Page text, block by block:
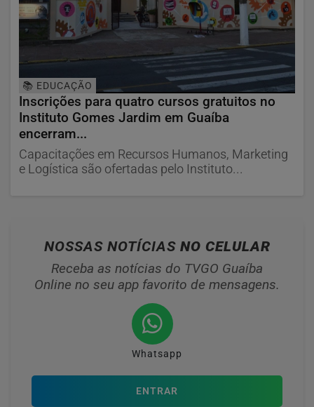
📚 EDUCAÇÃO
Inscrições para quatro cursos gratuitos no
Instituto Gomes Jardim em Guaíba
encerram...
Capacitações em Recursos Humanos, Marketing
e Logística são ofertadas pelo Instituto...
NOSSAS NOTÍCIAS NO CELULAR
Receba as notícias do TVGO Guaíba
Online no seu app favorito de mensagens.
Whatsapp
ENTRAR